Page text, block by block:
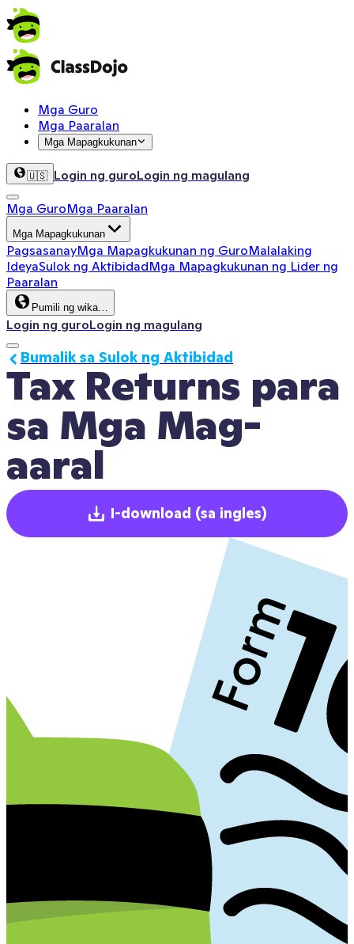
Mga Guro
Mga Paaralan
Mga Mapagkukunan
🇺🇸 Login ng guroLogin ng magulang
Mga GuroMga Paaralan
Mga Mapagkukunan
PagsasanayMga Mapagkukunan ng GuroMalalaking
IdeyaSulok ng AktibidadMga Mapagkukunan ng Lider ng
Paaralan
Pumili ng wika…
Login ng guroLogin ng magulang
Tax Returns para
sa Mga Mag-
aaral
Bumalik sa Sulok ng Aktibidad
I-download (sa ingles)